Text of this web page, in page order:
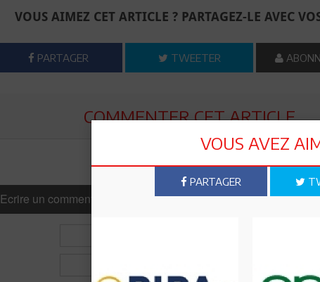
VOUS AIMEZ CET ARTICLE ? PARTAGEZ-LE AVEC
PARTAGER TWEETER
COMMENTER CET ARTICLE
Ecrire un commentaire
VOUS AVEZ
PARTAGER